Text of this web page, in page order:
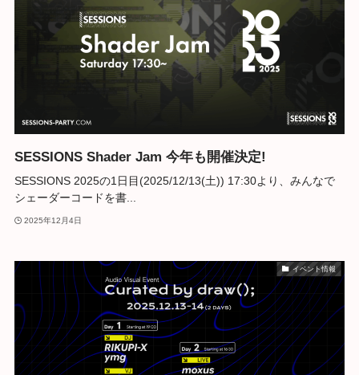
SESSIONS Shader Jam 今年も開催決定!
SESSIONS 2025の1日目(2025/12/13(土)) 17:30より、みんなで
シェーダーコードを書...
2025年12月4日
イベント情報